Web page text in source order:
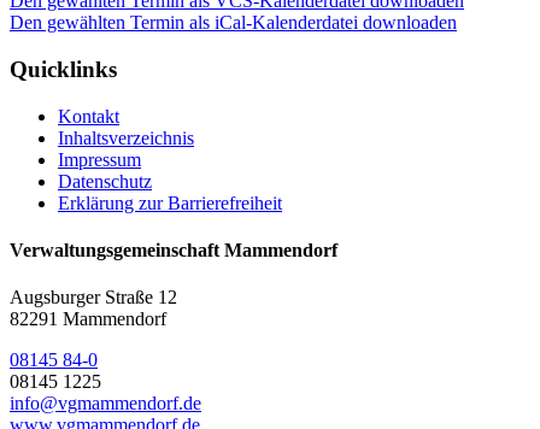
Den gewählten Termin als iCal-Kalenderdatei downloaden
Quicklinks
Kontakt
Inhaltsverzeichnis
Impressum
Datenschutz
Erklärung zur Barrierefreiheit
Verwaltungsgemeinschaft Mammendorf
Augsburger Straße 12
82291 Mammendorf
08145 84-0
08145 1225
info@vgmammendorf.de